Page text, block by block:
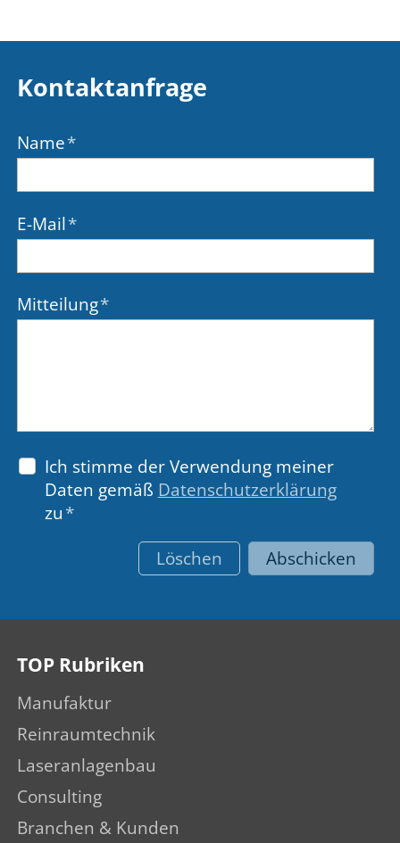
Kontaktanfrage
Name*
E-Mail*
Mitteilung*
Ich stimme der Verwendung meiner
Daten gemäß Datenschutzerklärung
zu*
Löschen
Abschicken
TOP Rubriken
Manufaktur
Reinraumtechnik
Laseranlagenbau
Consulting
Branchen & Kunden